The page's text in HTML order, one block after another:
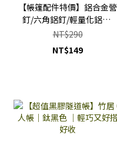
【帳篷配件特價】鋁合金營
釘/六角鋁釘/輕量化鋁釘/
登山健走專用/側門釘/地墊
釘 (10支含運費)
NT$290
NT$149